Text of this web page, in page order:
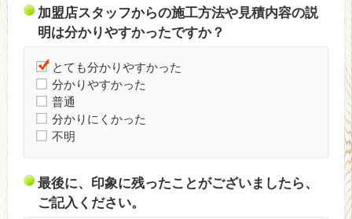
加盟店スタッフからの施工方法や見積内容の説
明は分かりやすかったですか？
とても分かりやすかった
分かりやすかった
普通
分かりにくかった
不明
最後に、印象に残ったことがございましたら、
ご記入ください。